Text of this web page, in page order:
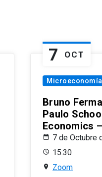
7 OCT
Bruno
Paulo
Economics
7 de Octubre
15:30
Zoom